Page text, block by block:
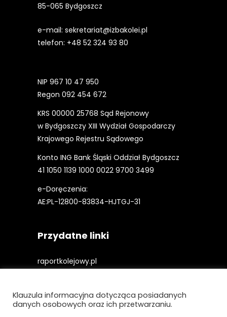
85-065 Bydgoszcz
e-mail: sekretariat@izbakolei.pl
telefon: +48 52 324 93 80
NIP 967 10 47 950
Regon 092 454 672
KRS 00000 25768 Sąd Rejonowy
w Bydgoszczy XIII Wydział Gospodarczy
Krajowego Rejestru Sądowego
Konto ING Bank Śląski Oddział Bydgoszcz
41 1050 1139 1000 0022 9700 3499
e-Doręczenia:
AE:PL-12800-83834-HJTGJ-31
Przydatne linki
raportkolejowy.pl
kolejowefirmy.pl
Klauzula informacyjna dotycząca posiadanych
danych osobowych oraz ich przetwarzaniu.